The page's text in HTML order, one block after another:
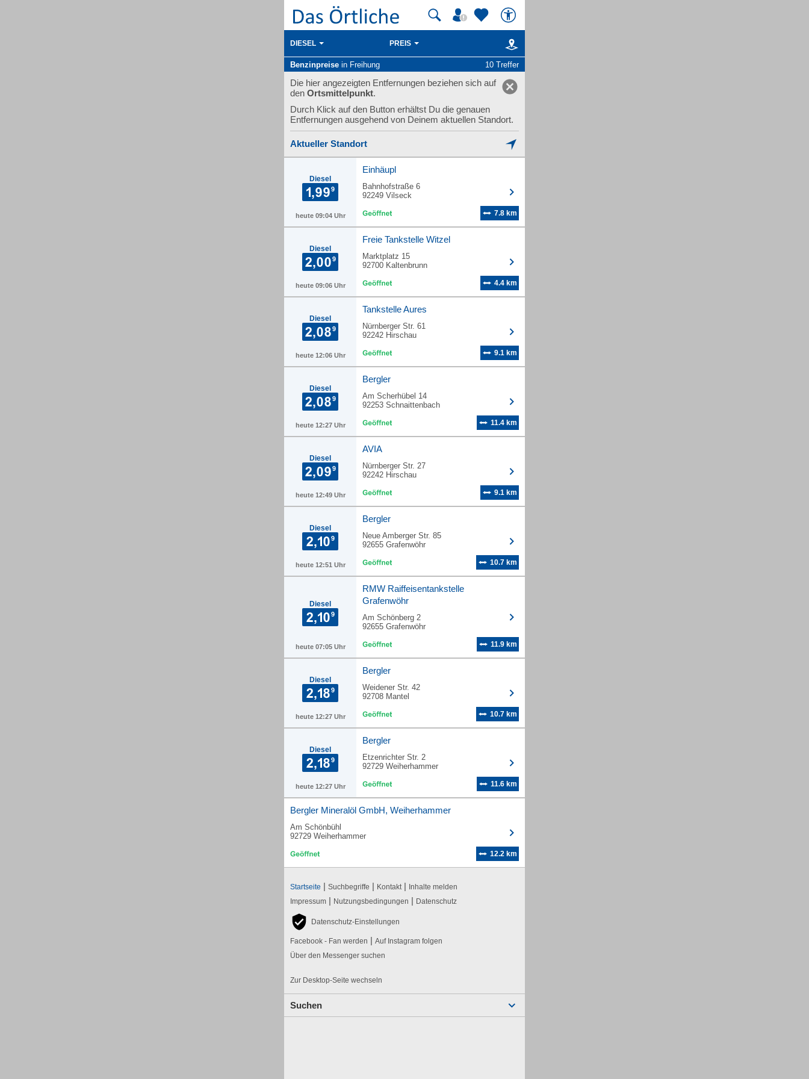
DIESEL PREIS
Benzinpreise in Freihung 10 Treffer
Die hier angezeigten Entfernungen beziehen sich auf
den Ortsmittelpunkt.
Durch Klick auf den Button erhältst Du die genauen
Entfernungen ausgehend von Deinem aktuellen Standort.
Aktueller Standort
Diesel
heute 09:04 Uhr
Einhäupl
Bahnhofstraße 6
92249 Vilseck
7.8 km
Diesel
heute 09:06 Uhr
Freie Tankstelle Witzel
Marktplatz 15
92700 Kaltenbrunn
4.4 km
Diesel
heute 12:06 Uhr
Tankstelle Aures
Nürnberger Str. 61
92242 Hirschau
9.1 km
Diesel
heute 12:27 Uhr
Bergler
Am Scherhübel 14
92253 Schnaittenbach
11.4 km
Diesel
heute 12:49 Uhr
AVIA
Nürnberger Str. 27
92242 Hirschau
9.1 km
Diesel
heute 12:51 Uhr
Bergler
Neue Amberger Str. 85
92655 Grafenwöhr
10.7 km
Diesel
heute 07:05 Uhr
RMW Raiffeisentankstelle
Grafenwöhr
Am Schönberg 2
92655 Grafenwöhr
11.9 km
Diesel
heute 12:27 Uhr
Bergler
Weidener Str. 42
92708 Mantel
10.7 km
Diesel
heute 12:27 Uhr
Bergler
Etzenrichter Str. 2
92729 Weiherhammer
11.6 km
Bergler Mineralöl GmbH, Weiherhammer
Am Schönbühl
92729 Weiherhammer
12.2 km
Startseite | Suchbegriffe | Kontakt | Inhalte melden
Impressum | Nutzungsbedingungen | Datenschutz
Datenschutz-Einstellungen
Facebook - Fan werden | Auf Instagram folgen
Über den Messenger suchen
Zur Desktop-Seite wechseln
Suchen